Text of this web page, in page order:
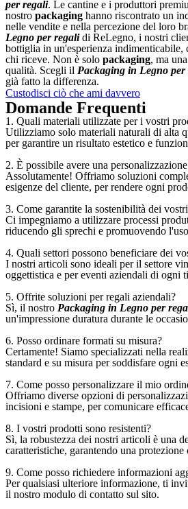
per regali. Le cantine e i produttori
nostro packaging hanno riscontrato un
nelle vendite e nella percezione del loro
Legno per regalidi ReLegno, i nostri
bottiglia in un'esperienza indimenticabile,
chi riceve. Non è solo packaging, ma
qualità. Scegli il Packaging in Legno per
già fatto la differenza.
Custodisci ciò che ami davvero
Domande Frequenti
1. Quali materiali utilizzate per i vostri
Utilizziamo solo materiali naturali di alta
per garantire un risultato estetico e
2. È possibile avere una
Assolutamente! Offriamo soluzioni
esigenze del cliente, per rendere ogni
3. Come garantite la sostenibilità dei
Ci impegniamo a utilizzare processi
riducendo gli sprechi e promuovendo
4. Quali settori possono beneficiare dei
I nostri articoli sono ideali per il settore
oggettistica e per eventi aziendali di ogni
5. Offrite soluzioni per regali aziendali?
Sì, il nostro Packaging in Legno per
un'impressione duratura durante le
6. Posso ordinare formati su misura?
Certamente! Siamo specializzati nella
standard e su misura per soddisfare ogni
7. Come posso personalizzare il mio
Offriamo diverse opzioni di
incisioni e stampe, per comunicare
8. I vostri prodotti sono resistenti?
Sì, la robustezza dei nostri articoli è una
caratteristiche, garantendo una
9. Come posso richiedere informazioni
Per qualsiasi ulteriore informazione, ti
il nostro modulo di contatto sul sito.